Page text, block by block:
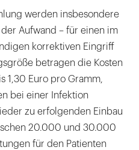
werden insbesondere
Aufwand – für einen im
korrektiven Eingriff
betragen die Kosten
1,30 Euro pro Gramm,
bei einer Infektion
zu erfolgenden Einbau
20.000 und 30.000
für den Patienten